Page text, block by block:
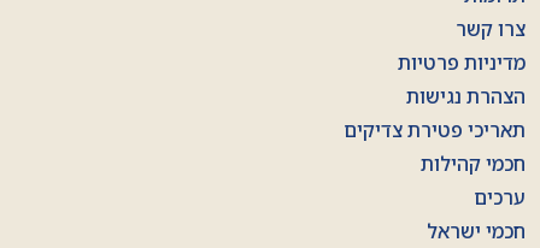
צרו קשר
מדיניות פרטיות
הצהרת נגישות
תאריכי פטירת צדיקים
חכמי קהילות
ערכים
חכמי ישראל